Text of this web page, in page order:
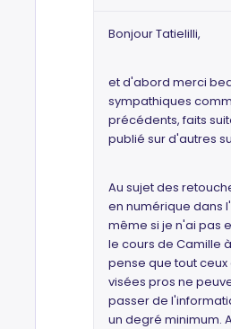
Bonjour Tatielilli,
et d'abord merci
sympathiques
précédents, faits
publié sur d'autres
Au sujet des
en numérique dans
même si je n'ai pas
le cours de Camille
pense que tout ceux
visées pros ne
passer de
un degré minimum.